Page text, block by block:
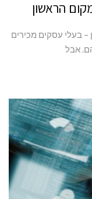
הראשון
– בעלי עסקים מכירים
אבל